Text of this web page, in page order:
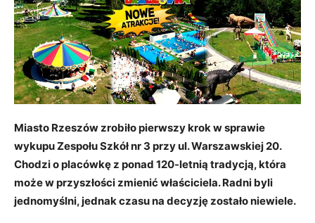
Miasto Rzeszów zrobiło pierwszy krok w sprawie
wykupu Zespołu Szkół nr 3 przy ul. Warszawskiej 20.
Chodzi o placówkę z ponad 120-letnią tradycją, która
może w przyszłości zmienić właściciela. Radni byli
jednomyślni, jednak czasu na decyzję zostało niewiele.